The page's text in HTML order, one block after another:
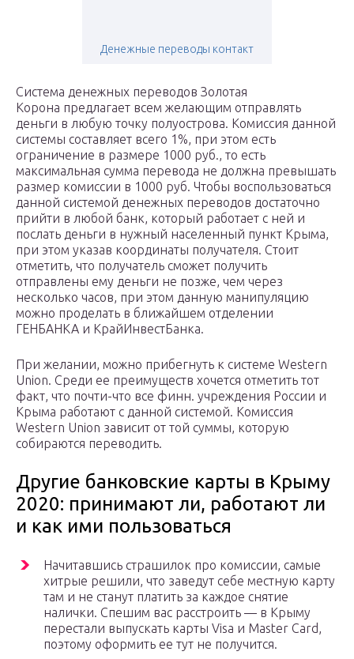
Денежные переводы контакт
Система денежных переводов Золотая
Корона предлагает всем желающим отправлять
деньги в любую точку полуострова. Комиссия данной
системы составляет всего 1%, при этом есть
ограничение в размере 1000 руб., то есть
максимальная сумма перевода не должна превышать
размер комиссии в 1000 руб. Чтобы воспользоваться
данной системой денежных переводов достаточно
прийти в любой банк, который работает с ней и
послать деньги в нужный населенный пункт Крыма,
при этом указав координаты получателя. Стоит
отметить, что получатель сможет получить
отправлены ему деньги не позже, чем через
несколько часов, при этом данную манипуляцию
можно проделать в ближайшем отделении
ГЕНБАНКА и КрайИнвестБанка.
При желании, можно прибегнуть к системе Western
Union. Среди ее преимуществ хочется отметить тот
факт, что почти-что все финн. учреждения России и
Крыма работают с данной системой. Комиссия
Western Union зависит от той суммы, которую
собираются переводить.
Другие банковские карты в Крыму
2020: принимают ли, работают ли
и как ими пользоваться
Начитавшись страшилок про комиссии, самые
хитрые решили, что заведут себе местную карту
там и не станут платить за каждое снятие
налички. Спешим вас расстроить — в Крыму
перестали выпускать карты Visa и Master Card,
поэтому оформить ее тут не получится.